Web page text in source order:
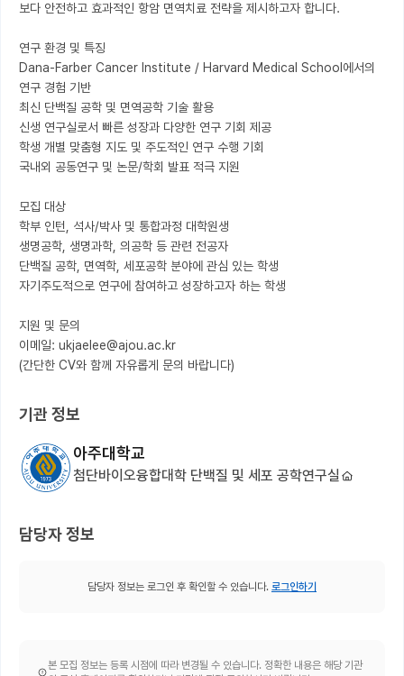
보다 안전하고 효과적인 항암 면역치료 전략을 제시하고자 합니다.
연구 환경 및 특징
Dana-Farber Cancer Institute / Harvard Medical School에서의
연구 경험 기반
최신 단백질 공학 및 면역공학 기술 활용
신생 연구실로서 빠른 성장과 다양한 연구 기회 제공
학생 개별 맞춤형 지도 및 주도적인 연구 수행 기회
국내외 공동연구 및 논문/학회 발표 적극 지원
모집 대상
학부 인턴, 석사/박사 및 통합과정 대학원생
생명공학, 생명과학, 의공학 등 관련 전공자
단백질 공학, 면역학, 세포공학 분야에 관심 있는 학생
자기주도적으로 연구에 참여하고 성장하고자 하는 학생
지원 및 문의
이메일: ukjaelee@ajou.ac.kr
(간단한 CV와 함께 자유롭게 문의 바랍니다)
기관 정보
아주대학교
첨단바이오융합대학 단백질 및 세포 공학연구실
담당자 정보
담당자 정보는 로그인 후 확인할 수 있습니다. 로그인하기
본 모집 정보는 등록 시점에 따라 변경될 수 있습니다. 정확한 내용은 해당 기관